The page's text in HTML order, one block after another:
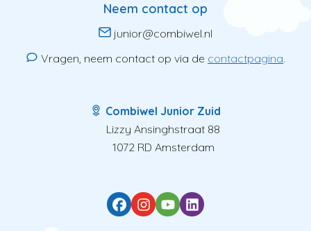
Neem contact op
junior@combiwel.nl
Vragen, neem contact op via de contactpagina.
Combiwel Junior Zuid
Lizzy Ansinghstraat 88
1072 RD Amsterdam